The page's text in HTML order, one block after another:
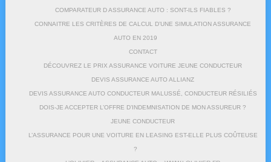
COMPARATEUR D ASSURANCE AUTO : SONT-ILS FIABLES ?
CONNAITRE LES CRITÈRES DE CALCUL D’UNE SIMULATION ASSURANCE
AUTO EN 2019
CONTACT
DÉCOUVREZ LE PRIX ASSURANCE VOITURE JEUNE CONDUCTEUR
DEVIS ASSURANCE AUTO ALLIANZ
DEVIS ASSURANCE AUTO CONDUCTEUR MALUSSÉ, CONDUCTEUR RÉSILIÉS
DOIS-JE ACCEPTER L’OFFRE D’INDEMNISATION DE MON ASSUREUR ?
JEUNE CONDUCTEUR
L’ASSURANCE POUR UNE VOITURE EN LEASING EST-ELLE PLUS COÛTEUSE
?